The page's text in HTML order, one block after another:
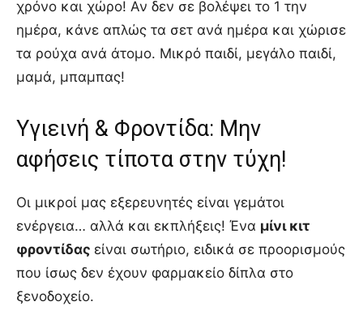
χρόνο και χώρο! Αν δεν σε βολέψει το 1 την
ημέρα, κάνε απλώς τα σετ ανά ημέρα και χώρισε
τα ρούχα ανά άτομο. Μικρό παιδί, μεγάλο παιδί,
μαμά, μπαμπας!
Υγιεινή & Φροντίδα: Μην
αφήσεις τίποτα στην τύχη!
Οι μικροί μας εξερευνητές είναι γεμάτοι
ενέργεια… αλλά και εκπλήξεις! Ένα μίνι κιτ
φροντίδας είναι σωτήριο, ειδικά σε προορισμούς
που ίσως δεν έχουν φαρμακείο δίπλα στο
ξενοδοχείο.